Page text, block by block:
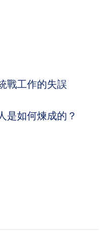
戰工作的失誤
是如何煉成的？